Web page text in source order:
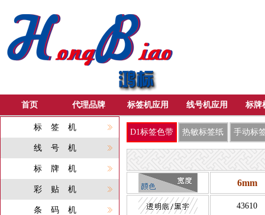
首页 代理品牌 标签机应用 线号机应用 标牌
标签机
线号机
标牌机
彩贴机
条码机
D1标签色带 热敏标签纸 手动标
6mm
43610